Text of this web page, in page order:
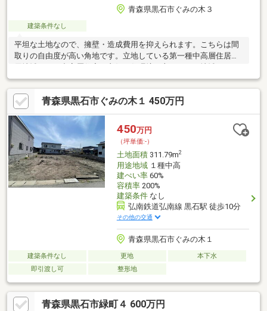
青森県黒石市ぐみの木３
建築条件なし
平坦な土地なので、擁壁・造成費用を抑えられます。こちらは間
取りの自由度が高い角地です。立地している第一種中高層住居専
前面道路と高低差がない形状で身体障がい者にも優しいです。こ
ちらの売地はニーズも高い土地です。周囲も環境も整っている、
好条件の住宅用地がこちら。
青森県黒石市ぐみの木１ 450万円
450万円
（坪単価:-）
土地面積311.79m2
用途地域１種中高
建ぺい率60%
容積率200%
建築条件なし
弘南鉄道弘南線 黒石駅 徒歩10分
その他の交通
青森県黒石市ぐみの木１
建築条件なし 更地
本下水
即引渡し可
整形地
青森県黒石市緑町４ 600万円